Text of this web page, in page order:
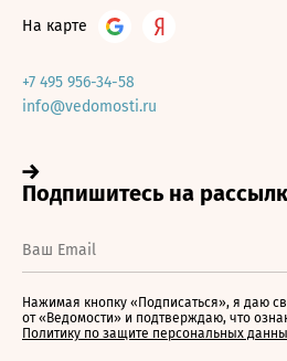
На карте
+7 495 956-34-58
info@vedomosti.ru
Нажимая кнопку «Подписаться», я даю
от «Ведомости» и подтверждаю, что
Политику по защите персональных